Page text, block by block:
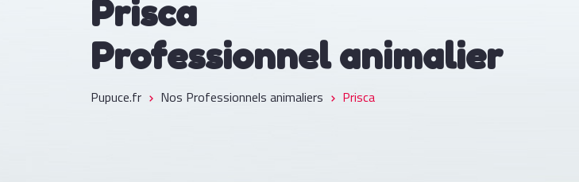
Prisca
Professionnel animalier
Pupuce.fr Nos Professionnels animaliers Prisca